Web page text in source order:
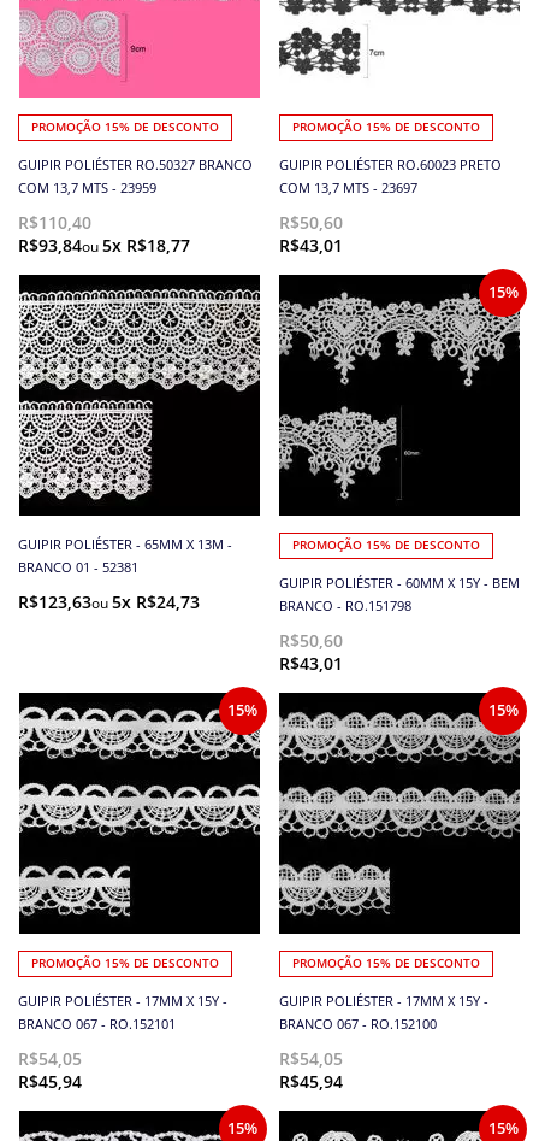
PROMOÇÃO 15% DE DESCONTO
GUIPIR POLIÉSTER RO.50327 BRANCO
COM 13,7 MTS - 23959
R$110,40
R$93,84
5x R$18,77
PROMOÇÃO 15% DE DESCONTO
GUIPIR POLIÉSTER RO.60023 PRETO
COM 13,7 MTS - 23697
R$50,60
R$43,01
GUIPIR POLIÉSTER - 65MM X 13M -
BRANCO 01 - 52381
R$123,63 5x R$24,73
PROMOÇÃO 15% DE DESCONTO
GUIPIR POLIÉSTER - 60MM X 15Y - BEM
BRANCO - RO.151798
R$50,60
R$43,01
15%
PROMOÇÃO 15% DE DESCONTO
GUIPIR POLIÉSTER - 17MM X 15Y -
BRANCO 067 - RO.152101
R$54,05
R$45,94
15%
PROMOÇÃO 15% DE DESCONTO
GUIPIR POLIÉSTER - 17MM X 15Y -
BRANCO 067 - RO.152100
R$54,05
R$45,94
15%
15% 15%